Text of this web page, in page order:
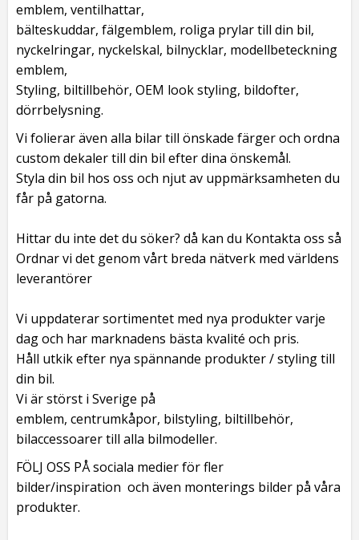
emblem, ventilhattar,
bälteskuddar, fälgemblem, roliga prylar till din bil,
nyckelringar, nyckelskal, bilnycklar, modellbeteckning
emblem,
Styling, biltillbehör, OEM look styling, bildofter,
dörrbelysning.
Vi folierar även alla bilar till önskade färger och ordna
custom dekaler till din bil efter dina önskemål.
Styla din bil hos oss och njut av uppmärksamheten du
får på gatorna.
Hittar du inte det du söker? då kan du Kontakta oss så
Ordnar vi det genom vårt breda nätverk med världens
leverantörer
Vi uppdaterar sortimentet med nya produkter varje
dag och har marknadens bästa kvalité och pris.
Håll utkik efter nya spännande produkter / styling till
din bil.
Vi är störst i Sverige på
emblem, centrumkåpor, bilstyling, biltillbehör,
bilaccessoarer till alla bilmodeller.
FÖLJ OSS PÅ sociala medier för fler
bilder/inspiration och även monterings bilder på våra
produkter.